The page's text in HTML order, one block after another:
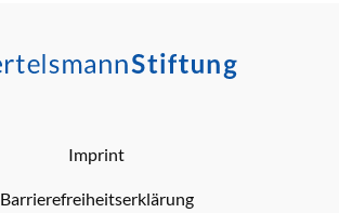
Imprint
Barrierefreiheitserklärung